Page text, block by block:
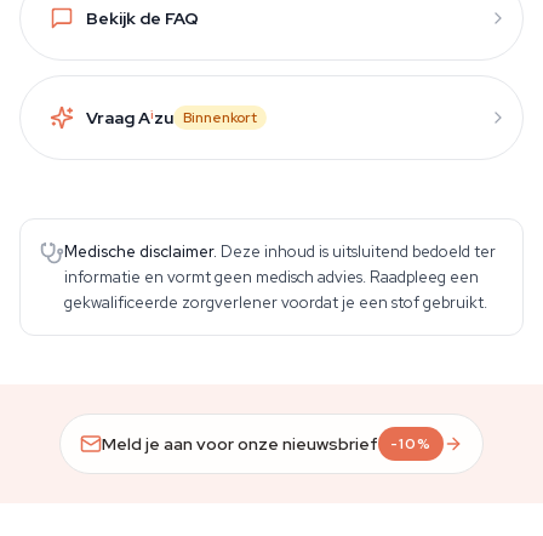
Bekijk de FAQ
Vraag Aizu Binnenkort
Medische disclaimer. Deze inhoud is uitsluitend bedoeld ter
informatie en vormt geen medisch advies. Raadpleeg een
gekwalificeerde zorgverlener voordat je een stof gebruikt.
Meld je aan voor onze nieuwsbrief -10%